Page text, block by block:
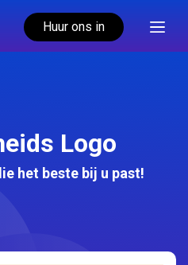
Huur ons in
Logo
het beste bij u past!